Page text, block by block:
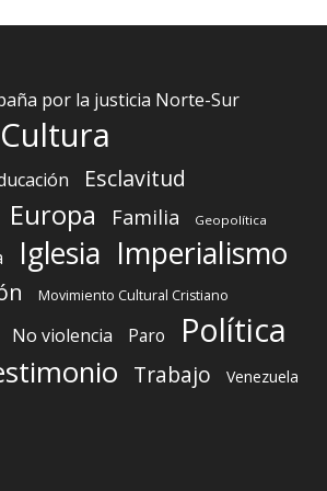
por la justicia Norte-Sur
Cultura
Esclavitud
Europa Familia Geopolítica
Iglesia Imperialismo
Movimiento Cultural Cristiano
No violencia Paro Política
Trabajo Venezuela